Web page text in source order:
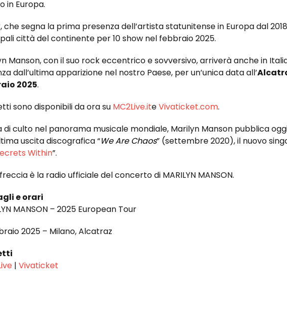
in Europa.
che segna la prima presenza dell’artista statunitense in Europa dal
città del continente per 10 show nel febbraio 2025.
Manson, con il suo rock eccentrico e sovversivo, arriverà anche in
dall’ultima apparizione nel nostro Paese, per un’unica data all’
2025.
sono disponibili da ora su MC2Live.iteVivaticket.com.
di culto nel panorama musicale mondiale, Marilyn Manson pubblica
uscita discografica “We Are Chaos” (settembre 2020), il nuovo
Within”.
è la radio ufficiale del concerto di MARILYN MANSON.
e orari
MANSON – 2025 European Tour
2025 – Milano, Alcatraz
| Vivaticket